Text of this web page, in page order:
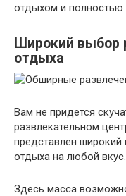
отдыхом и полностью
Широкий выбор
отдыха
Вам не придется
развлекательном
представлен широкий
отдыха на любой вкус.
Здесь масса